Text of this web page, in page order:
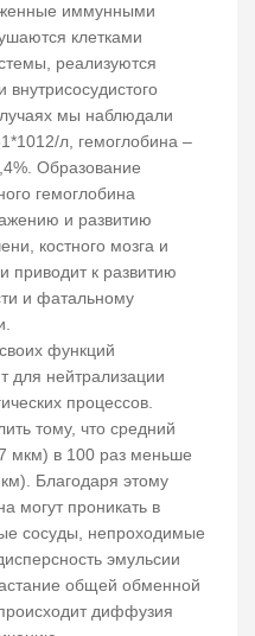
иммунными
клетками
реализуются
внутрисосудистого
мы наблюдали
л, гемоглобина –
Образование
гемоглобина
и развитию
костного мозга и
приводит к развитию
и фатальному
функций
для нейтрализации
процессов.
тому, что средний
мкм) в 100 раз меньше
Благодаря этому
могут проникать в
сосуды, непроходимые
эмульсии
общей обменной
диффузия